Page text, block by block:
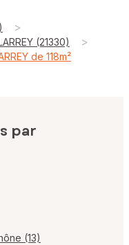
>
(21330) >
de 118m²
par
(13)